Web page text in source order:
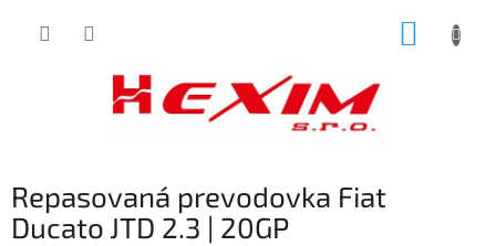
Repasovaná prevodovka Fiat
Ducato JTD 2.3 | 20GP